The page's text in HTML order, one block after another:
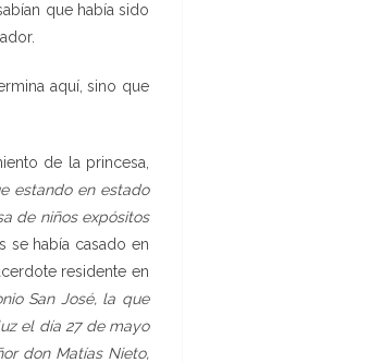
que había sido
aquí, sino que
de la princesa,
estando en estado
de niños expósitos
se había casado en
residente en
San José, la que
el día 27 de mayo
don Matías Nieto,